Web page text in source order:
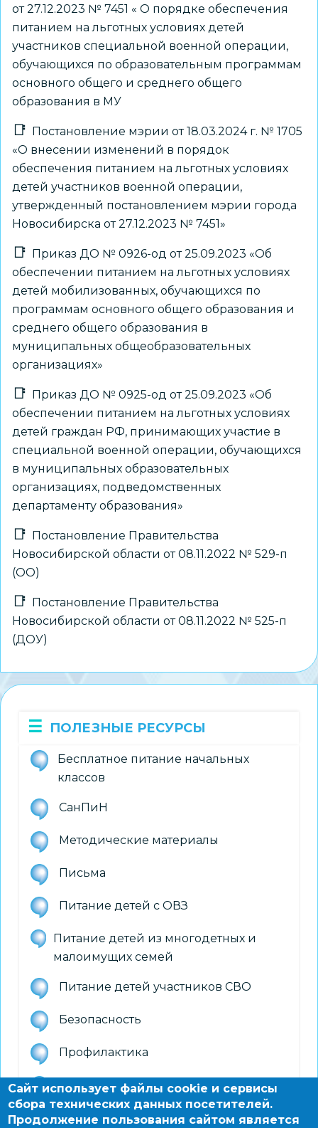
от 27.12.2023 № 7451 « О порядке обеспечения
питанием на льготных условиях детей
участников специальной военной операции,
обучающихся по образовательным программам
основного общего и среднего общего
образования в МУ
Постановление мэрии от 18.03.2024 г. № 1705
«О внесении изменений в порядок
обеспечения питанием на льготных условиях
детей участников военной операции,
утвержденный постановлением мэрии города
Новосибирска от 27.12.2023 № 7451»
Приказ ДО № 0926-од от 25.09.2023 «Об
обеспечении питанием на льготных условиях
детей мобилизованных, обучающихся по
программам основного общего образования и
среднего общего образования в
муниципальных общеобразовательных
организациях»
Приказ ДО № 0925-од от 25.09.2023 «Об
обеспечении питанием на льготных условиях
детей граждан РФ, принимающих участие в
специальной военной операции, обучающихся
в муниципальных образовательных
организациях, подведомственных
департаменту образования»
Постановление Правительства
Новосибирской области от 08.11.2022 № 529-п
(ОО)
Постановление Правительства
Новосибирской области от 08.11.2022 № 525-п
(ДОУ)
ПОЛЕЗНЫЕ РЕСУРСЫ
Бесплатное питание начальных
классов
СанПиН
Методические материалы
Письма
Питание детей с ОВЗ
Питание детей из многодетных и
малоимущих семей
Питание детей участников СВО
Безопасность
Профилактика
Приказы департамента образования
Специализированное питание
Сайт использует файлы cookie и сервисы
сбора технических данных посетителей.
Продолжение пользования сайтом является